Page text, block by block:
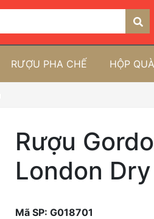
RƯỢU PHA CHẾ HỘP
Rượu
London
Mã SP: G018701